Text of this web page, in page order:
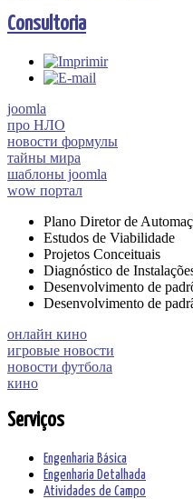
Consultoria
joomla
про НЛО
новости формулы
тайны мира
шаблоны joomla
wow портал
Plano Diretor de
Estudos de Viabilidade
Projetos Conceituais
Diagnóstico de
Desenvolvimento de
Desenvolvimento de
онлайн кино
игровые новости
новости футбола
кино
Serviços
Engenharia Básica
Engenharia Detalhada
Atividades de Campo